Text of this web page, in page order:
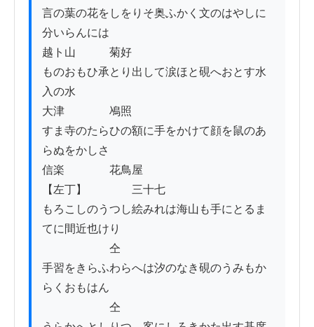
言の葉の花をしをりそ奥ふかく文のはやしに
分いらんには
越ト山　　　菊好
ものおもひ承とり出して涙ほと硯へおとす水
入の水
大津　　　　鳰照
すま寺のたらひの額に手をかけて顔を鼠のあ
らぬをかしさ
信楽　　　　花鳥屋
【左丁】　　　　三十七
もろこしのうつし絵みれは海山も手にとるま
てに間近也けり
仝
手習をきらふわらへは汐のなき硯のうみもか
らくおもはん
仝